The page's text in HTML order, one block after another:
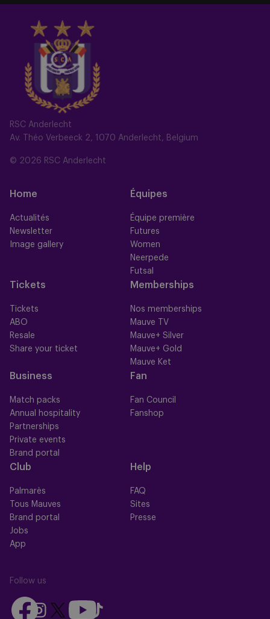
RSC Anderlecht
Av. Théo Verbeeck 2, 1070 Anderlecht, Belgium
© 2026 RSC Anderlecht
Home
Actualités
Newsletter
Image gallery
Équipes
Équipe première
Futures
Women
Neerpede
Futsal
Tickets
Tickets
ABO
Resale
Share your ticket
Memberships
Nos memberships
Mauve TV
Mauve+ Silver
Mauve+ Gold
Mauve Ket
Business
Match packs
Annual hospitality
Partnerships
Private events
Brand portal
Fan
Fan Council
Fanshop
Club
Palmarès
Tous Mauves
Brand portal
Jobs
App
Help
FAQ
Sites
Presse
Follow us
Follow
FollowFollow
Follow
Follow